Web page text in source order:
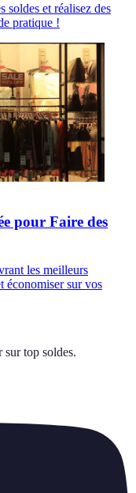
et réalisez des
pratique !
pour Faire des
les meilleurs
économiser sur vos
sur top soldes.